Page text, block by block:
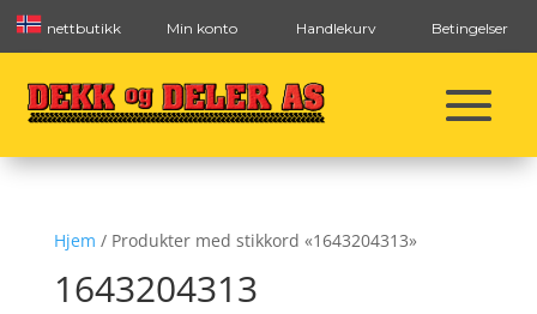
nettbutikk Min konto Handlekurv Betingelser
Hjem / Produkter med stikkord «1643204313»
1643204313